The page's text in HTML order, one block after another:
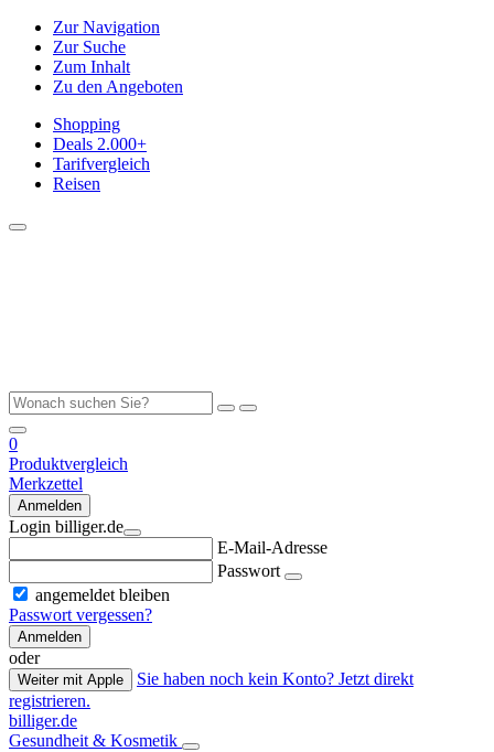
Zur Navigation
Zur Suche
Zum Inhalt
Zu den Angeboten
Shopping
Deals 2.000+
Tarifvergleich
Reisen
0
Produktvergleich
Merkzettel
Anmelden
Login billiger.de
E-Mail-Adresse
Passwort
angemeldet bleiben
Passwort vergessen?
Anmelden
oder
Weiter mit Apple
Sie haben noch kein Konto? Jetzt direkt
registrieren.
billiger.de
Gesundheit & Kosmetik